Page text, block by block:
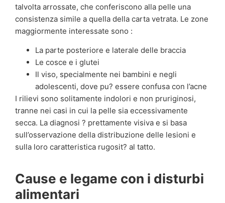
talvolta arrossate, che conferiscono alla pelle una
consistenza simile a quella della carta vetrata. Le zone
maggiormente interessate sono :
La parte posteriore e laterale delle braccia
Le cosce e i glutei
Il viso, specialmente nei bambini e negli
adolescenti, dove pu? essere confusa con l’acne
I rilievi sono solitamente indolori e non pruriginosi,
tranne nei casi in cui la pelle sia eccessivamente
secca. La diagnosi ? prettamente visiva e si basa
sull’osservazione della distribuzione delle lesioni e
sulla loro caratteristica rugosit? al tatto.
Cause e legame con i disturbi
alimentari